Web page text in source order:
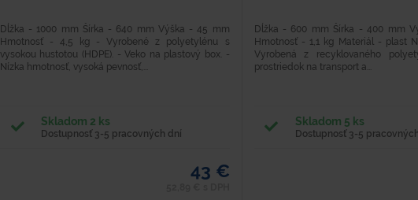
Dĺžka - 1000 mm Šírka - 640 mm Výška - 45 mm
Hmotnosť - 4,5 kg - Vyrobené z polyetylénu s
vysokou hustotou (HDPE). - Veko na plastový box. -
Nízka hmotnosť, vysoká pevnosť,...
Skladom 2 ks
Dostupnosť 3-5 pracovných dní
43 €
Dĺžka - 600 mm Šírka - 400 mm
Hmotnosť - 1,1 kg Materiál - plast
Vyrobená z recyklovaného
prostriedok na transport a...
Skladom 5 ks
Dostupnosť 3-5